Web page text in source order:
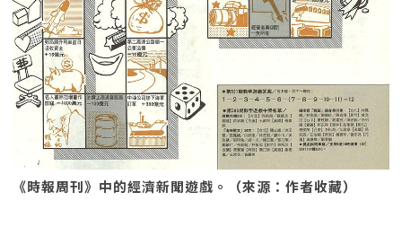
《時報周刊》中的經濟新聞遊戲。（來源：作者收藏）